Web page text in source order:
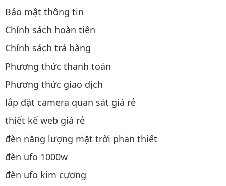
Bảo mật thông tin
Chính sách hoàn tiền
Chính sách trả hàng
Phương thức thanh toán
Phương thức giao dịch
lắp đặt camera quan sát giá rẻ
thiết kế web giá rẻ
đèn năng lượng mặt trời phan thiết
đèn ufo 1000w
đèn ufo kim cương